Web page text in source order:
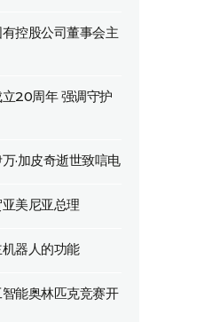
控股公司董事会主
20周年 强调守护
·加皮奇逝世致唁电
美尼亚总理
器人的功能
能奥林匹克竞赛开